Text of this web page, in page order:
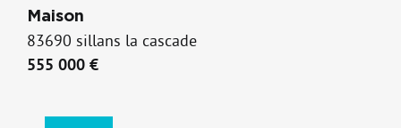
Maison
83690 sillans la cascade
555 000 €